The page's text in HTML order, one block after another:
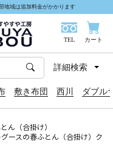
域は追加料金がかかります
TEL カート
敷き布団 西川 ダブル
詳細検索
ん（合掛け）
ースの春ふとん（合掛け）ク